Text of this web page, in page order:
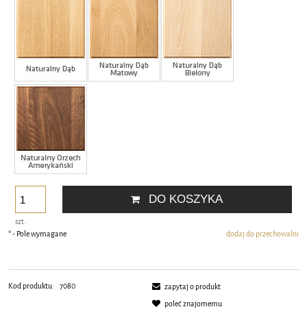
szt.
DO KOSZYKA
dodaj do przechowalni
*- Pole wymagane
Kod produktu: 7080
zapytaj o produkt
poleć znajomemu